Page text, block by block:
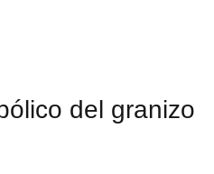
del granizo